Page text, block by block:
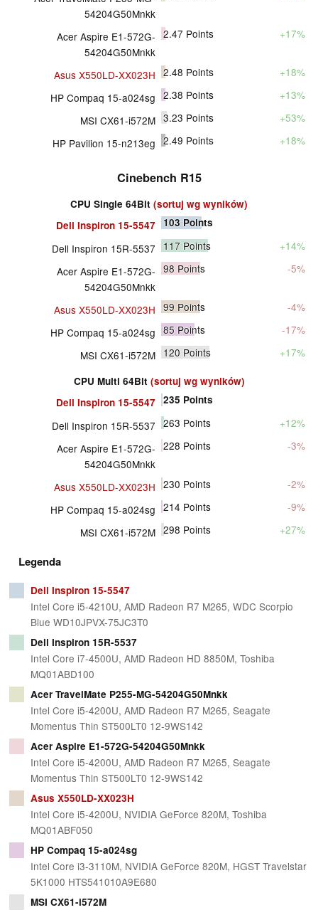
54204G50Mnkk
Acer Aspire E1-572G-
54204G50Mnkk
2.47 Points +17%
Asus X550LD-XX023H 2.48 Points
+18%
HP Compaq 15-a024sg 2.38 Points
+13%
MSI CX61-i572M 3.23 Points
+53%
HP Pavilion 15-n213eg 2.49 Points +18%
Cinebench R15
CPU Single 64Bit (sortuj wg wyników)
Dell Inspiron 15-5547
103 Points
Dell Inspiron 15R-5537 117 Points
+14%
Acer Aspire E1-572G-
54204G50Mnkk
98 Points -5%
Asus X550LD-XX023H 99 Points
-4%
HP Compaq 15-a024sg 85 Points
-17%
MSI CX61-i572M 120 Points +17%
CPU Multi 64Bit (sortuj wg wyników)
Dell Inspiron 15-5547 235 Points
Dell Inspiron 15R-5537 263 Points
+12%
Acer Aspire E1-572G-
54204G50Mnkk
228 Points -3%
Asus X550LD-XX023H 230 Points
-2%
HP Compaq 15-a024sg 214 Points
-9%
MSI CX61-i572M 298 Points +27%
Legenda
Dell Inspiron 15-5547
Intel Core i5-4210U, AMD Radeon R7 M265, WDC Scorpio
Blue WD10JPVX-75JC3T0
Dell Inspiron 15R-5537
Intel Core i7-4500U, AMD Radeon HD 8850M, Toshiba
MQ01ABD100
Acer TravelMate P255-MG-54204G50Mnkk
Intel Core i5-4200U, AMD Radeon R7 M265, Seagate
Momentus Thin ST500LT0 12-9WS142
Acer Aspire E1-572G-54204G50Mnkk
Intel Core i5-4200U, AMD Radeon R7 M265, Seagate
Momentus Thin ST500LT0 12-9WS142
Asus X550LD-XX023H
Intel Core i5-4200U, NVIDIA GeForce 820M, Toshiba
MQ01ABF050
HP Compaq 15-a024sg
Intel Core i3-3110M, NVIDIA GeForce 820M, HGST Travelstar
5K1000 HTS541010A9E680
MSI CX61-i572M